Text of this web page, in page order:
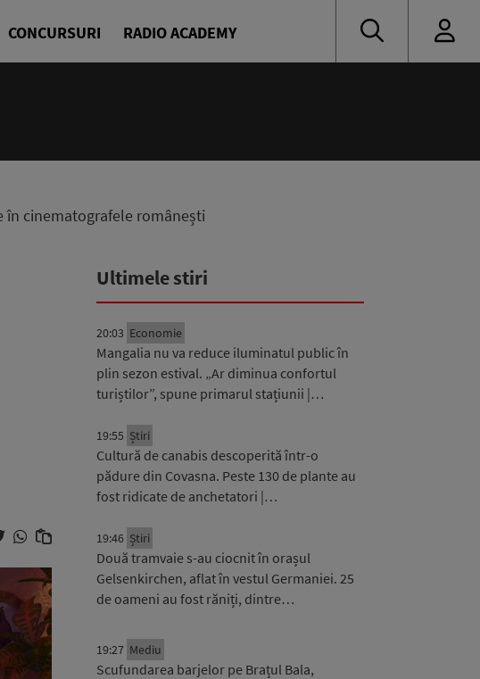
CONCURSURI RADIO ACADEMY
în cinematografele românești
Ultimele stiri
20:03 Economie
Mangalia nu va reduce iluminatul public în
plin sezon estival. „Ar diminua confortul
turiștilor”, spune primarul stațiunii |…
19:55 Știri
Cultură de canabis descoperită într-o
pădure din Covasna. Peste 130 de plante au
fost ridicate de anchetatori |…
19:46 Știri
Două tramvaie s-au ciocnit în orașul
Gelsenkirchen, aflat în vestul Germaniei. 25
de oameni au fost răniți, dintre…
19:27 Mediu
Scufundarea barjelor pe Brațul Bala,